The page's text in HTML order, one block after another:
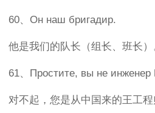
60、Он наш бригадир.
他是我们的队长（组长、班长）
61、Простите, вы не инженер
对不起，您是从中国来的王工程